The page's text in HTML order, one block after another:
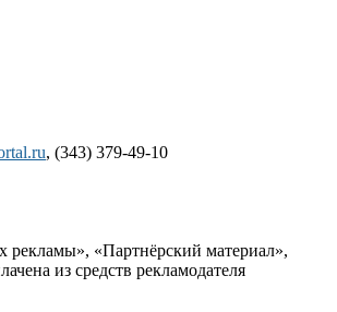
, (343) 379-49-10
рекламы», «Партнёрский материал»,
из средств рекламодателя